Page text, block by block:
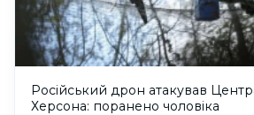
Російський дрон атакував
Херсона: поранено чоловіка